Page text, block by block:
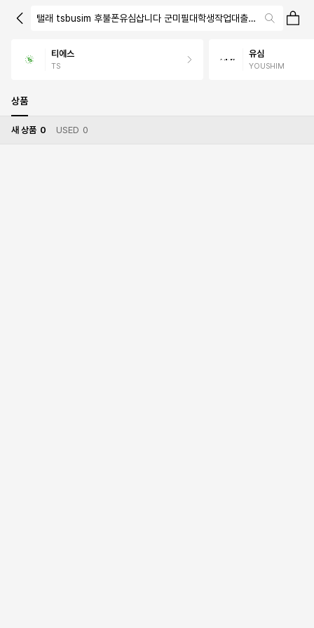
탤래 tsbusim 후불폰유심삽니다 군미필대학생작업대출 탬스뷰 선불유
티에스
TS
유심
YOUSHIM
상품
새 상품 0 USED 0